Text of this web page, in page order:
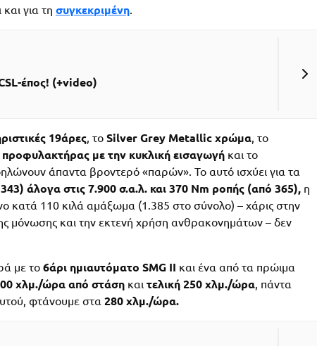
για τη συγκεκριμένη.
έπος! (+video)
19άρες, το Silver Grey Metallic χρώμα, το
προφυλακτήρας με την κυκλική εισαγωγή και το
άπαντα βροντερό «παρών». Το αυτό ισχύει για τα
άλογα στις 7.900 σ.α.λ. και 370 Nm ροπής (από 365), η
κατά 110 κιλά αμάξωμα (1.385 στο σύνολο) – χάρις στην
μόνωσης και την εκτενή χρήση ανθρακονημάτων – δεν
με το 6άρι ημιαυτόματο SMG II και ένα από τα πρώιμα
χλμ./ώρα από στάση και τελική 250 χλμ./ώρα, πάντα
φτάνουμε στα 280 χλμ./ώρα.